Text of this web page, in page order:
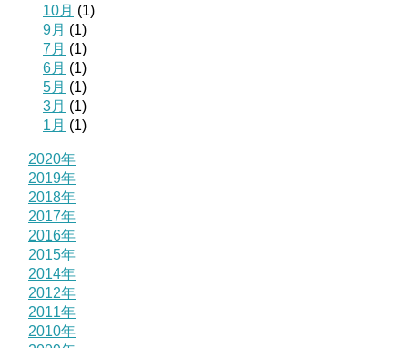
10月 (1)
9月 (1)
7月 (1)
6月 (1)
5月 (1)
3月 (1)
1月 (1)
2020年
2019年
2018年
2017年
2016年
2015年
2014年
2012年
2011年
2010年